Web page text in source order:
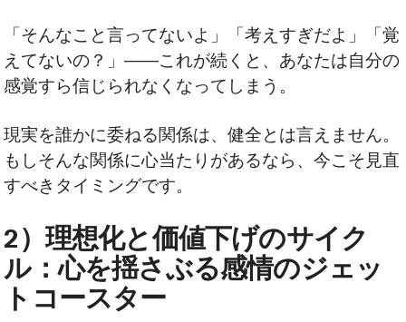
「そんなこと言ってないよ」「考えすぎだよ」「覚
えてないの？」――これが続くと、あなたは自分の
感覚すら信じられなくなってしまう。
現実を誰かに委ねる関係は、健全とは言えません。
もしそんな関係に心当たりがあるなら、今こそ見直
すべきタイミングです。
2）理想化と価値下げのサイク
ル：心を揺さぶる感情のジェッ
トコースター